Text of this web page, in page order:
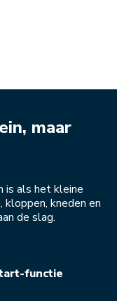
maar
is als het kleine
kloppen, kneden en
de slag.
functie